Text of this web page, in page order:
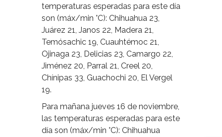
temperaturas esperadas para este día
son (máx/min °C): Chihuahua 23,
Juárez 21, Janos 22, Madera 21,
Temósachic 19, Cuauhtémoc 21,
Ojinaga 23, Delicias 23, Camargo 22,
Jiménez 20, Parral 21, Creel 20,
Chínipas 33, Guachochi 20, El Vergel
19.
Para mañana jueves 16 de noviembre,
las temperaturas esperadas para este
día son (máx/min °C): Chihuahua